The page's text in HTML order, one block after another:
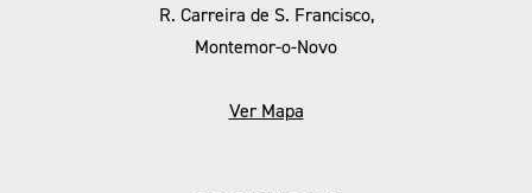
R. Carreira de S. Francisco,
Montemor-o-Novo
Ver Mapa